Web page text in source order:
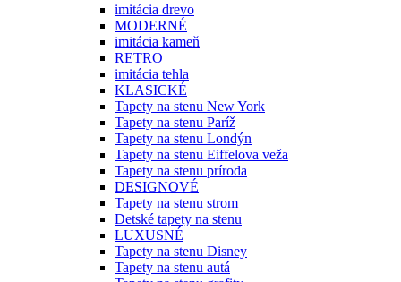
imitácia drevo
MODERNÉ
imitácia kameň
RETRO
imitácia tehla
KLASICKÉ
Tapety na stenu New York
Tapety na stenu Paríž
Tapety na stenu Londýn
Tapety na stenu Eiffelova veža
Tapety na stenu príroda
DESIGNOVÉ
Tapety na stenu strom
Detské tapety na stenu
LUXUSNÉ
Tapety na stenu Disney
Tapety na stenu autá